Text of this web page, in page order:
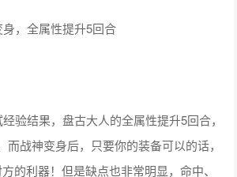
，全属性提升5回合
验结果，盘古大人的全属性提升5回合，
而战神变身后，只要你的装备可以的话，
的利器！但是缺点也非常明显，命中、